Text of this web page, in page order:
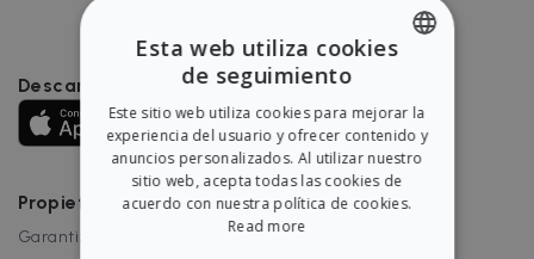
Descarga nuestra app
Propietarios/as
Garantiza tu alquiler
Inquilinos/as
Encuentra piso
SPANISH
Esta web utiliza cookies
de seguimiento
Este sitio web utiliza cookies para mejorar la
experiencia del usuario y ofrecer contenido y
anuncios personalizados. Al utilizar nuestro
sitio web, acepta todas las cookies de
acuerdo con nuestra política de cookies.
Read more